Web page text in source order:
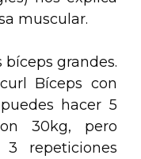
muscular.
grandes.
Bíceps con
hacer 5
30kg, pero
repeticiones